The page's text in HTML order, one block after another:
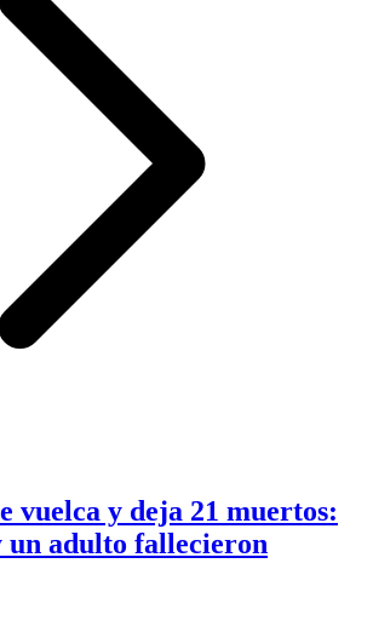
vuelca y deja 21 muertos:
un adulto fallecieron